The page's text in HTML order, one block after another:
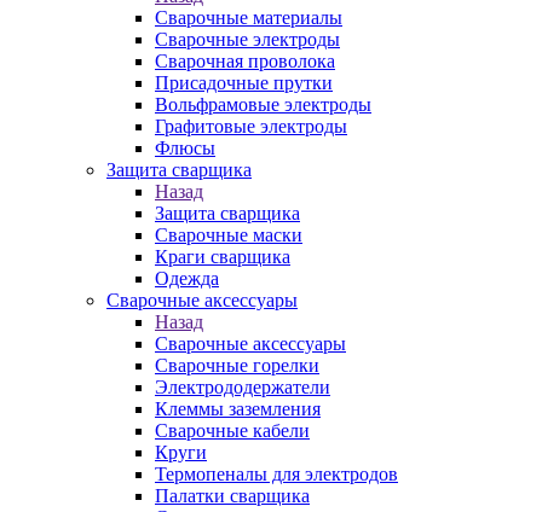
Сварочные материалы
Сварочные электроды
Сварочная проволока
Присадочные прутки
Вольфрамовые электроды
Графитовые электроды
Флюсы
Защита сварщика
Назад
Защита сварщика
Сварочные маски
Краги сварщика
Одежда
Сварочные аксессуары
Назад
Сварочные аксессуары
Сварочные горелки
Электрододержатели
Клеммы заземления
Сварочные кабели
Круги
Термопеналы для электродов
Палатки сварщика